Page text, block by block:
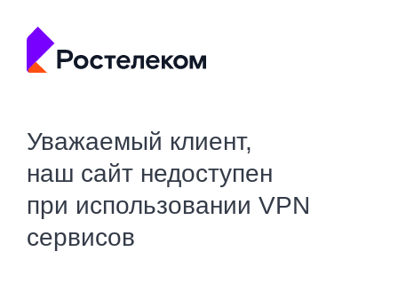
Уважаемый клиент,
наш сайт недоступен
при использовании VPN
сервисов